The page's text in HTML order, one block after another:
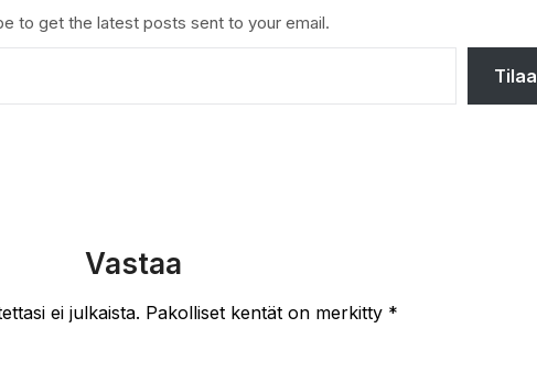
to get the latest posts sent to your email.
Tilaa
Vastaa
ei julkaista. Pakolliset kentät on merkitty *